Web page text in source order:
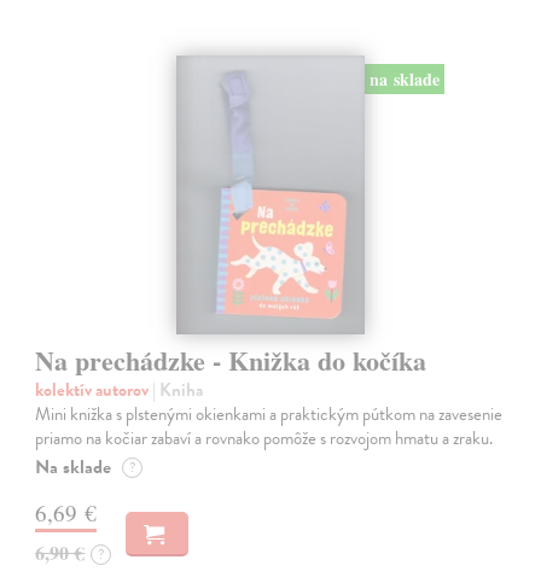
na sklade
Na prechádzke - Knižka do kočíka
kolektív autorov| Kniha
Mini knižka s plstenými okienkami a praktickým pútkom na zavesenie
priamo na kočiar zabaví a rovnako pomôže s rozvojom hmatu a zraku.
Na sklade ?
6,69 €
6,90 € ?